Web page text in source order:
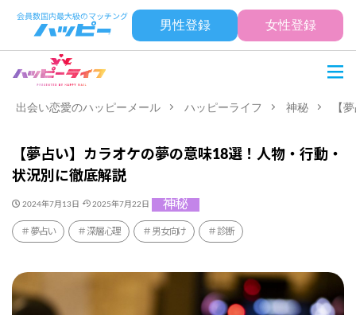
男性登録 女性登録
出会い恋愛のハッピーメール ハッピーライフ 神秘 【
【夢占い】カラオケの夢の意味18選！人物・行動・
状況別に徹底解説
2024年7月13日 2025年7月22日 神秘
夢占い 深層心理 男女向け 診断